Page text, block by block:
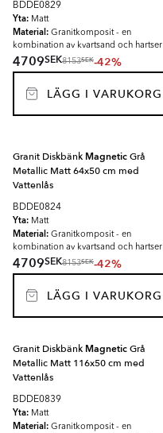
BDDE0829
Yta: Matt
Material: Granitkomposit - en
kombination av kvartsand och hartser
4709SEK8153SEK-42%
LÄGG I VARUKORG
Granit Diskbänk MagneticGrå
Metallic Matt 64x50 cm med
Vattenlås
BDDE0824
Yta: Matt
Material: Granitkomposit - en
kombination av kvartsand och hartser
4709SEK8153SEK-42%
LÄGG I VARUKORG
Granit Diskbänk MagneticGrå
Metallic Matt 116x50 cm med
Vattenlås
BDDE0839
Yta: Matt
Material: Granitkomposit - en